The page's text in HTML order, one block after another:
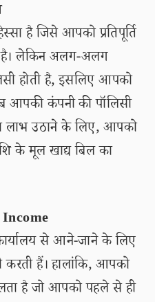
है जिसे आपको प्रतिपूर्ति
है। लेकिन अलग-अलग
होती है, इसलिए आपको
आपकी कंपनी की पॉलिसी
लाभ उठाने के लिए, आपको
के मूल खाद्य बिल का
Income
से आने-जाने के लिए
करती हैं। हालांकि, आपको
है जो आपको पहले से ही